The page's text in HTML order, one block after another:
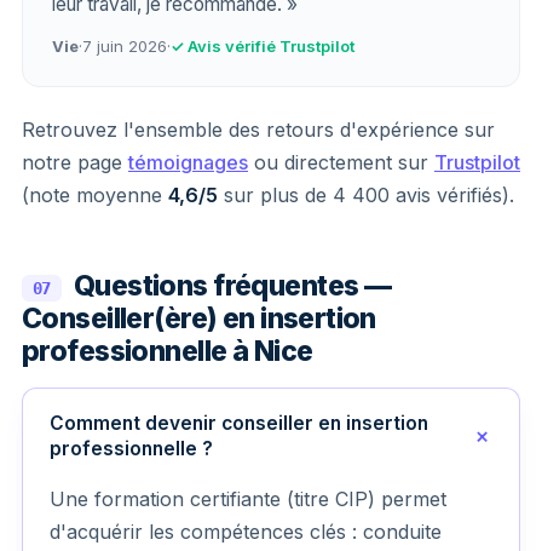
Vie·7 juin 2026·✓ Avis vérifié Trustpilot
Retrouvez l'ensemble des retours d'expérience sur
notre pagetémoignages ou directement sur Trustpilot
(note moyenne 4,6/5 sur plus de 4 400 avis vérifiés).
07
Questions fréquentes —
Conseiller(ère) en insertion
professionnelle à Nice
Comment devenir conseiller en insertion
professionnelle ?
Une formation certifiante (titre CIP) permet
d'acquérir les compétences clés : conduite